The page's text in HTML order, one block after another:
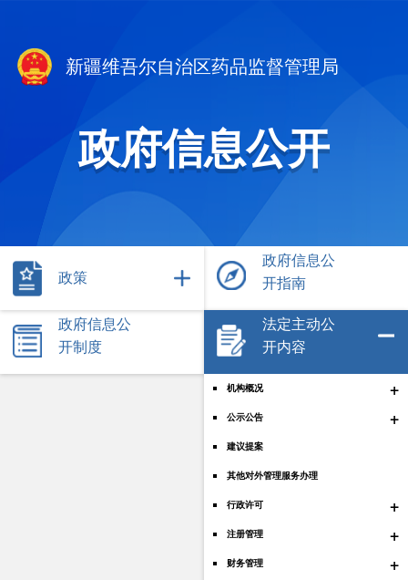
新疆维吾尔自治区药品监督管理局
政府信息公开
政策
政府信息公
开指南
政府信息公
开制度
法定主动公
开内容
机构概况 +
公示公告 +
建议提案
其他对外管理服务办理
行政许可 +
注册管理 +
财务管理 +